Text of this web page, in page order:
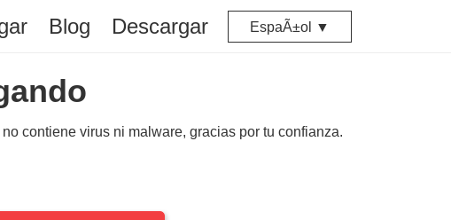
Blog Descargar EspaÃ±ol ▼
contiene virus ni malware, gracias por tu confianza.